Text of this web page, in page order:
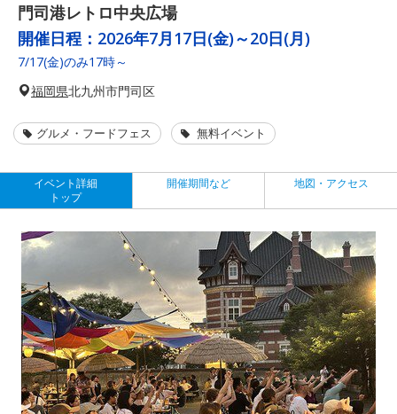
門司港レトロ中央広場
開催日程： 2026年7月17日(金)～20日(月)
7/17(金)のみ17時～
福岡県北九州市門司区
グルメ・フードフェス 無料イベント
イベント詳細
トップ
開催期間など 地図・アクセス